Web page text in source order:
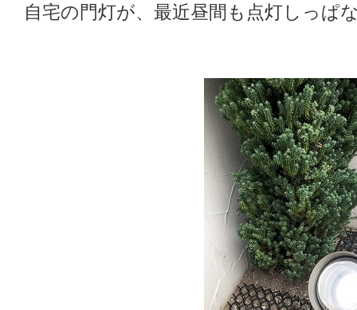
自宅の門灯が、最近昼間も点灯しっぱ